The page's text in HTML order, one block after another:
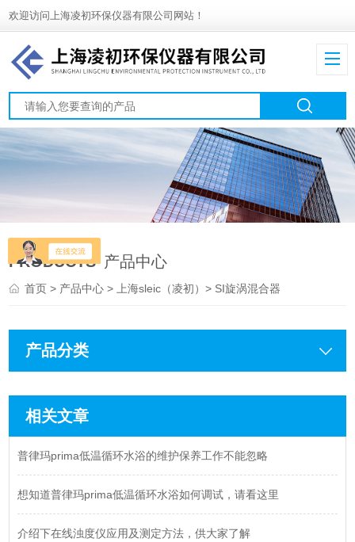
欢迎访问上海凌初环保仪器有限公司网站！
PRODUCTS 产品中心
首页> 产品中心>上海sleic（凌初）> SI旋涡混合器
产品分类
相关文章
普律玛prima低温循环水浴的维护保养工作不能忽略
想知道普律玛prima低温循环水浴如何调试，请看这里
介绍下在线浊度仪应用及测定方法，供大家了解